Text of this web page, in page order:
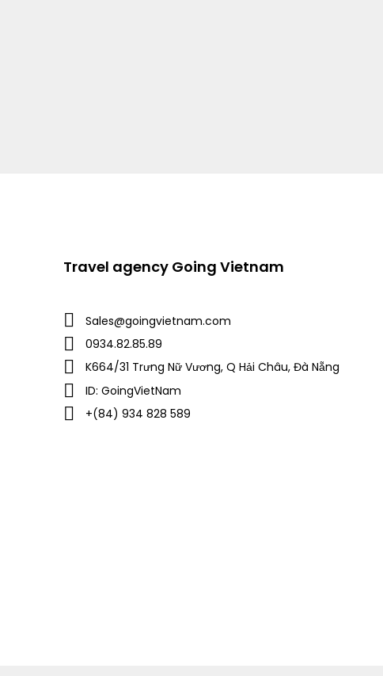
Travel agency Going Vietnam
Sales@goingvietnam.com
0934.82.85.89
K664/31 Trưng Nữ Vương, Q Hải Châu, Đà Nẵng
ID: GoingVietNam
+(84) 934 828 589